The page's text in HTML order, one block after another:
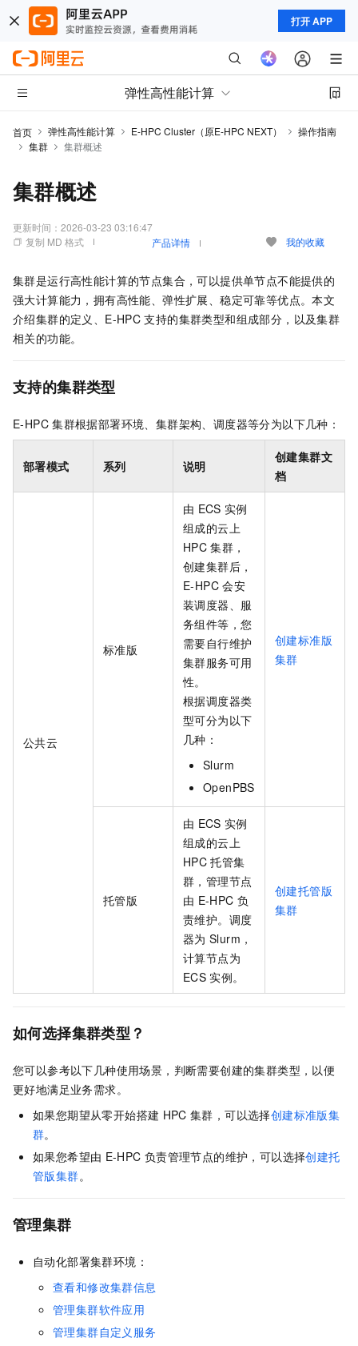
打开 APP
弹性高性能计算
首页 弹性高性能计算 E-HPC Cluster（原E-HPC NEXT）
操作指南
集群
集群概述
集群概述
更新时间： 2026-03-23 03:16:47
复制 MD 格式
产品详情 我的收藏
集群是运行高性能计算的节点集合，可以提供单节点不能提供的
强大计算能力，拥有高性能、弹性扩展、稳定可靠等优点。本文
介绍集群的定义、E-HPC 支持的集群类型和组成部分，以及集群
相关的功能。
支持的集群类型
E-HPC 集群根据部署环境、集群架构、调度器等分为以下几种：
部署模式 系列 说明
创建集群文
档
公共云
标准版
由 ECS 实例
组成的云上
HPC 集群，
创建集群后，
E-HPC 会安
装调度器、服
务组件等，您
需要自行维护
集群服务可用
性。
根据调度器类
型可分为以下
几种：
Slurm
OpenPBS
创建标准版
集群
托管版
由 ECS 实例
组成的云上
HPC 托管集
群，管理节点
由 E-HPC 负
责维护。调度
器为 Slurm，
计算节点为
ECS 实例。
创建托管版
集群
如何选择集群类型？
您可以参考以下几种使用场景，判断需要创建的集群类型，以便
更好地满足业务需求。
如果您期望从零开始搭建 HPC 集群，可以选择创建标准版集
群。
如果您希望由 E-HPC 负责管理节点的维护，可以选择创建托
管版集群。
管理集群
自动化部署集群环境：
查看和修改集群信息
管理集群软件应用
管理集群自定义服务